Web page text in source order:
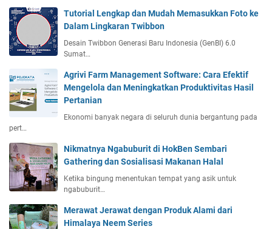
Tutorial Lengkap dan Mudah Memasukkan Foto ke
Dalam Lingkaran Twibbon
Desain Twibbon Generasi Baru Indonesia (GenBI) 6.0
Sumat…
Agrivi Farm Management Software: Cara Efektif
Mengelola dan Meningkatkan Produktivitas Hasil
Pertanian
Ekonomi banyak negara di seluruh dunia bergantung pada
pert…
Nikmatnya Ngabuburit di HokBen Sembari
Gathering dan Sosialisasi Makanan Halal
Ketika bingung menentukan tempat yang asik untuk
ngabuburit…
Merawat Jerawat dengan Produk Alami dari
Himalaya Neem Series